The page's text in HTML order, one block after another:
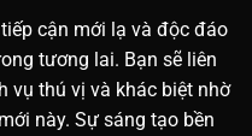
cận mới lạ và độc đáo
tương lai. Bạn sẽ liên
vụ thú vị và khác biệt nhờ
này. Sự sáng tạo bền